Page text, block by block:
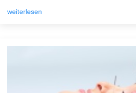
weiterlesen